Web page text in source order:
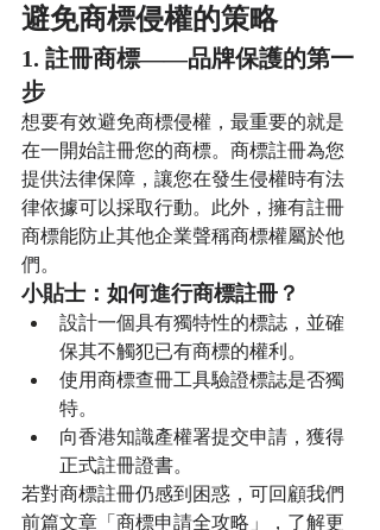
避免商標侵權的策略
1. 註冊商標——品牌保護的第一
步
想要有效避免商標侵權，最重要的就是
在一開始註冊您的商標。商標註冊為您
提供法律保障，讓您在發生侵權時有法
律依據可以採取行動。此外，擁有註冊
商標能防止其他企業聲稱商標權屬於他
們。
小貼士：如何進行商標註冊？
設計一個具有獨特性的標誌，並確
保其不觸犯已有商標的權利。
使用商標查冊工具驗證標誌是否獨
特。
向香港知識產權署提交申請，獲得
正式註冊證書。
若對商標註冊仍感到困惑，可回顧我們
前篇文章「商標申請全攻略」，了解更